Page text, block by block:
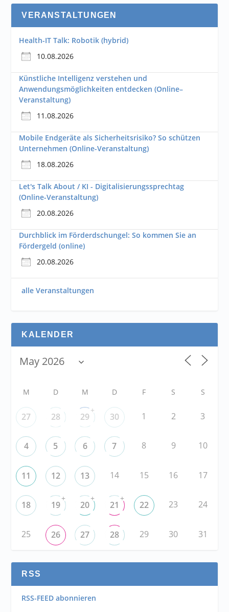
VERANSTALTUNGEN
Health-IT Talk: Robotik (hybrid)
10.08.2026
Künstliche Intelligenz verstehen und
Anwendungsmöglichkeiten entdecken (Online–
Veranstaltung)
11.08.2026
Mobile Endgeräte als Sicherheitsrisiko? So schützen
Unternehmen (Online-Veranstaltung)
18.08.2026
Let's Talk About / KI - Digitalisierungssprechtag
(Online-Veranstaltung)
20.08.2026
Durchblick im Förderdschungel: So kommen Sie an
Fördergeld (online)
20.08.2026
alle Veranstaltungen
KALENDER
M D M D F S S
27 28 29
+
30 1 2 3
4 5 6 7 8 9 10
11 12 13 14 15 16 17
18 19
+
20
+
21
+
22 23 24
25 26 27 28 29 30 31
RSS
RSS-FEED abonnieren